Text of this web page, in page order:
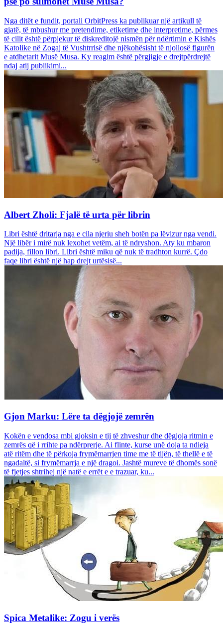
Nga ditët e fundit, portali OrbitPress ka publikuar një artikull të
gjatë, të mbushur me pretendime, etiketime dhe interpretime, përmes
të cilit është përpjekur të diskreditojë nismën për ndërtimin e Kishës
Katolike në Zogaj të Vushtrrisë dhe njëkohësisht të njollosë figurën
e atdhetarit Musë Musa. Ky reagim është përgjigje e drejtpërdrejtë
ndaj atij publikimi...
Albert Zholi: Fjalë të urta për librin
Libri është dritarja nga e cila njeriu sheh botën pa lëvizur nga vendi.
Një libër i mirë nuk lexohet vetëm, ai të ndryshon. Aty ku mbaron
padija, fillon libri. Libri është miku që nuk të tradhton kurrë. Çdo
faqe libri është një hap drejt urtësisë...
Gjon Marku: Lëre ta dëgjojë zemrën
Kokën e vendosa mbi gjoksin e tij të zhveshur dhe dëgjoja ritmin e
zemrës që i rrihte pa ndërprerje. Ai flinte, kurse unë doja ta ndieja
atë ritëm dhe të përkoja frymëmarrjen time me të tijën, të thellë e të
ngadaltë, si frymëmarrja e një dragoi. Jashtë mureve të dhomës sonë
të fjetjes shtrihej një natë e errët e e trazuar, ku...
Spica Metalike: Zogu i verës